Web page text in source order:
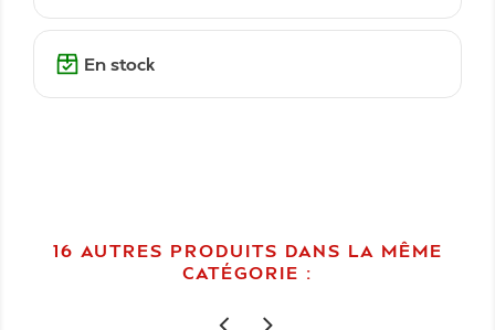
En stock
16 AUTRES PRODUITS DANS LA MÊME
CATÉGORIE :